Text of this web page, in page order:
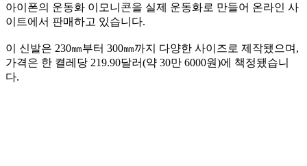
아이폰의 운동화 이모니콘을 실제 운동화로 만들어 온라인 사
이트에서 판매하고 있습니다.
이 신발은 230㎜부터 300㎜까지 다양한 사이즈로 제작됐으며,
가격은 한 켤레당 219.90달러(약 30만 6000원)에 책정됐습니
다.